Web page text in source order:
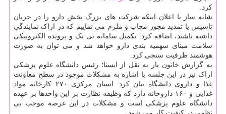
کرد.
شانه ساز با اعلان اینکه شرکت های بزرگ پخش دارو را در جریان
تاسیس یا تمدید مجوز مجاب و ملزم می نماییم که در اراک نمایندگی
داشته باشند، اضافه کرد: تکمیل سامانه تی تک و پرونده الکترونیکی
سلامت مبنای سهمیه بندی دارو خواهد شد و می توان به صورت
هوشمند ظرفیت سنجی کرد.
به گزارش خاتون یار به نقل از ایسنا؛ رئیس دانشگاه علوم پزشکی
اراک نیز در این جلسه با اشاره به مشکلات موجود در سطح معاونت
غذا و داروی دانشگاه بیان کرد: استان مرکزی ۲۷۰ کارخانه مواد
غذایی و ۱۶۰ داروخانه دارد که وظیفه نظارت بر این واحدها بر عهده
دانشگاه علوم پزشکی است و مشکلات در این عرصه موجب بی